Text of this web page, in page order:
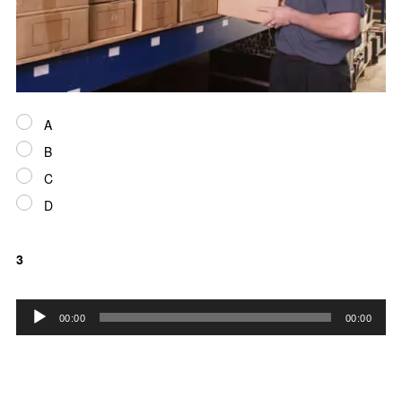
A
B
C
D
3
声
00:00 00:00